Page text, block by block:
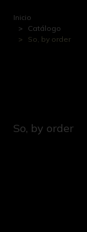
Inicio
Catálogo
So, by order
So, by order